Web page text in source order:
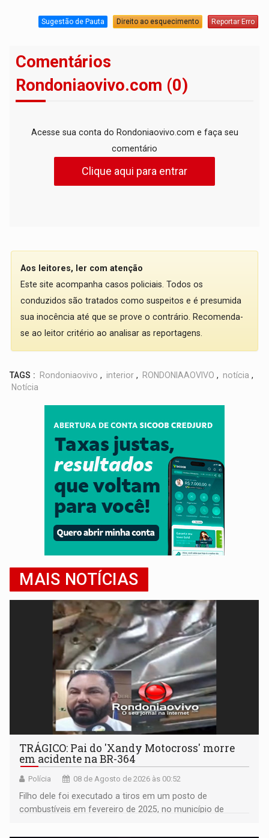
Sugestão de Pauta Direito ao esquecimento Reportar Erro
Comentários
Rondoniaovivo.com (0)
Acesse sua conta do Rondoniaovivo.com e faça seu
comentário
Clique aqui para entrar
Aos leitores, ler com atenção
Este site acompanha casos policiais. Todos os
conduzidos são tratados como suspeitos e é presumida
sua inocência até que se prove o contrário. Recomenda-
se ao leitor critério ao analisar as reportagens.
TAGS : Rondoniaovivo , interior , RONDONIAAOVIVO , notícia ,
Notícia
MAIS NOTÍCIAS
TRÁGICO: Pai do 'Xandy Motocross' morre
em acidente na BR-364
Polícia 08 de Agosto de 2026 às 00:52
Filho dele foi executado a tiros em um posto de
combustíveis em fevereiro de 2025, no município de